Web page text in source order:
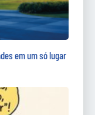
em um só lugar